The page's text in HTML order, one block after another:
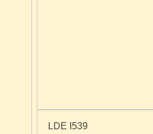
LDE I539